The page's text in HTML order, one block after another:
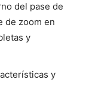
del pase de
de zoom en
y
y